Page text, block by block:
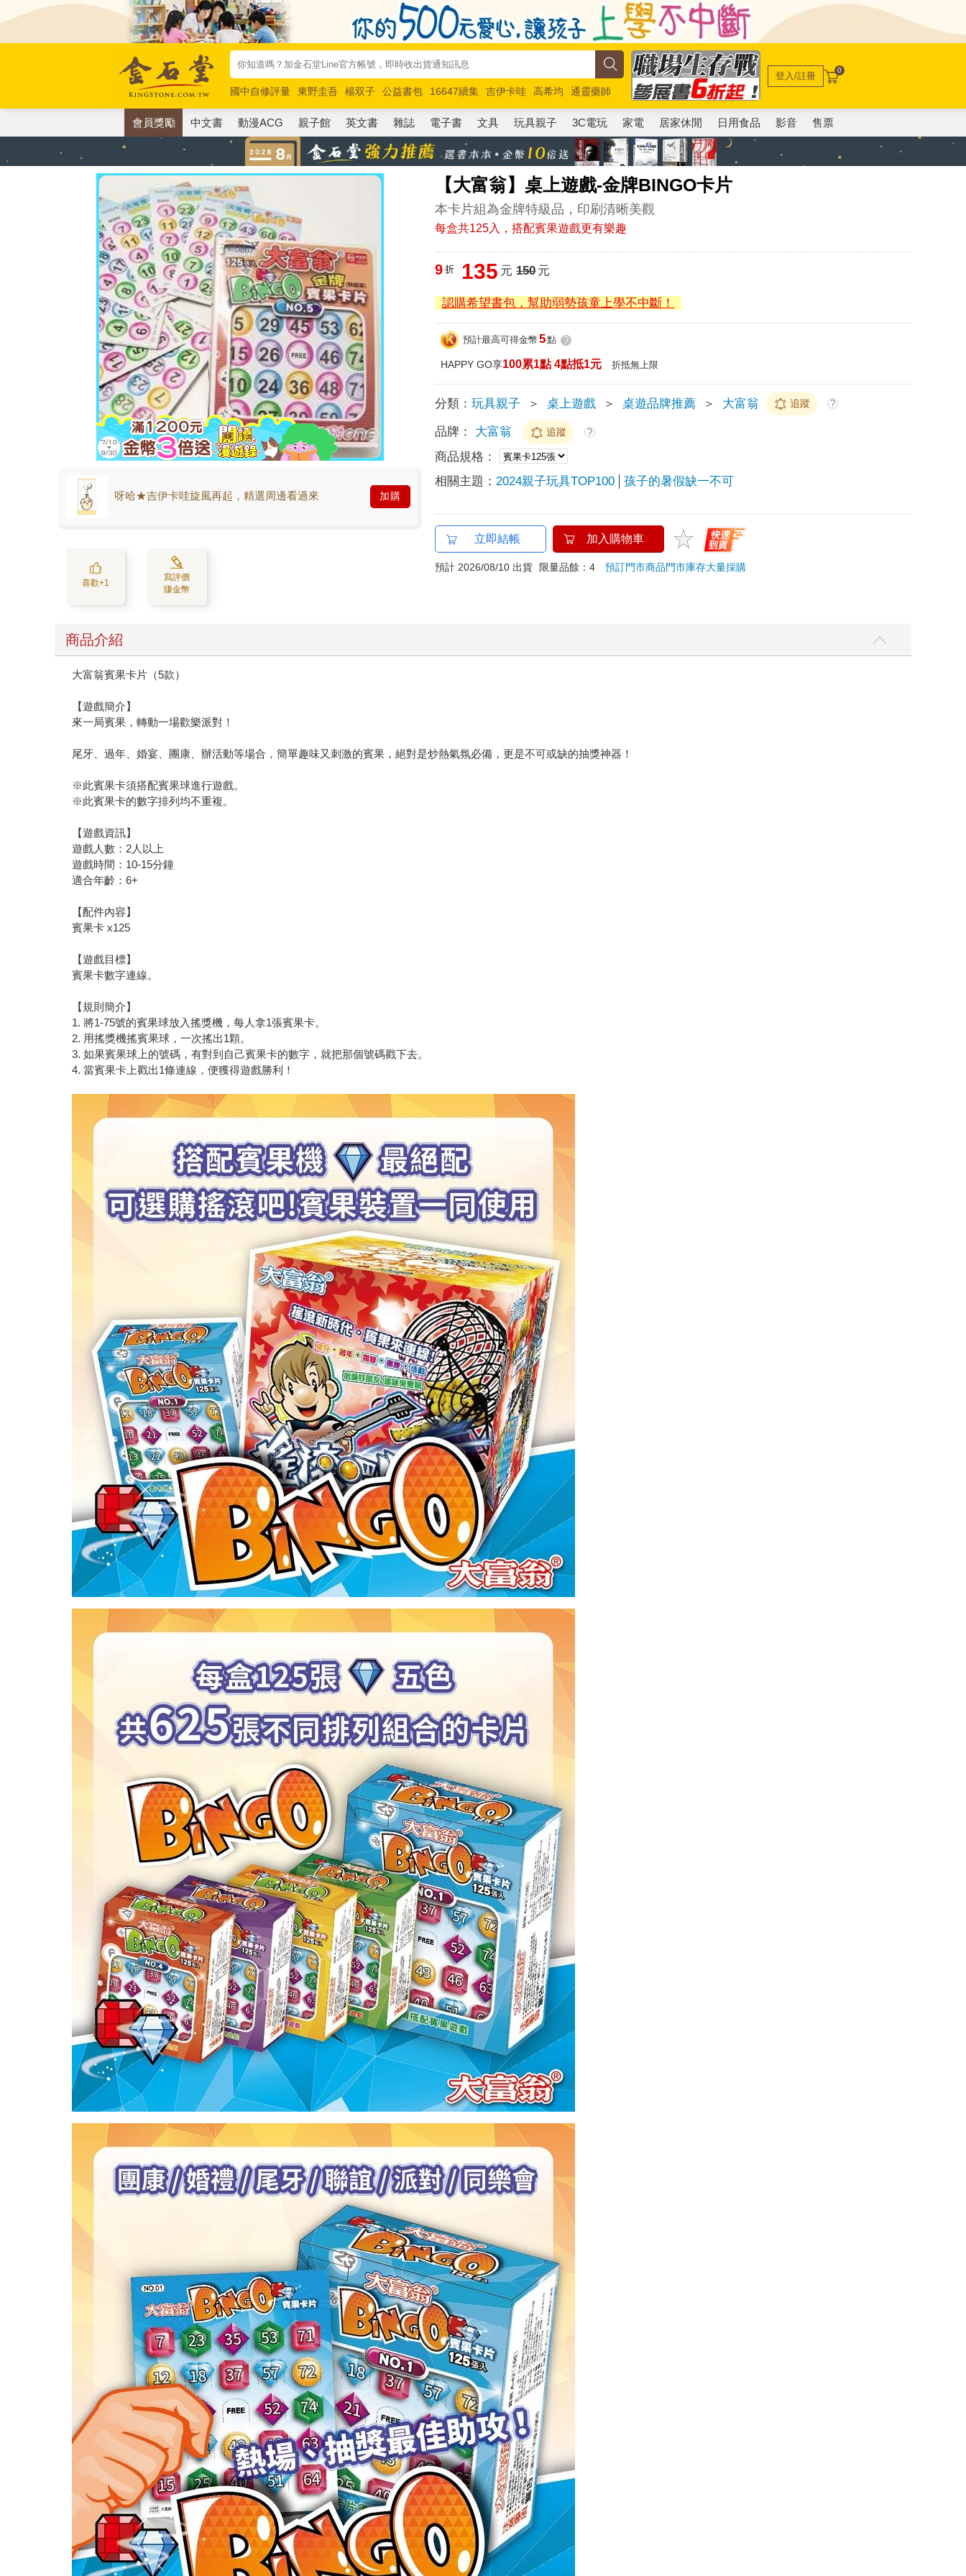
國中自修評量 東野圭吾 楊双子 公益書包 16647續集 吉伊卡哇 高希均
通靈藥師
唯紅花綻放
奧德賽 路邊攤新作 馬斯克 玩具總動員5 超慢跑
登入/註冊 0
會員獎勵 中文書 動漫ACG 親子館 英文書 雜誌 電子書 文具 玩具親子 3C電玩 家電 居家休閒 日用食品 影音 售票
【大富翁】桌上遊戲-金牌BINGO卡片
本卡片組為金牌特級品，印刷清晰美觀
每盒共125入，搭配賓果遊戲更有樂趣
呀哈★吉伊卡哇旋風再起，精選周邊看過來 加購
喜歡+1
寫評價
賺金幣
9 折 135 元 150元
認購希望書包，幫助弱勢孩童上學不中斷！
預計最高可得金幣 5點 ?
HAPPY GO享100累1點 4點抵1元 折抵無上限
分類：玩具親子 ＞ 桌上遊戲 ＞ 桌遊品牌推薦 ＞ 大富翁 追蹤 ?
品牌： 大富翁 追蹤 ?
商品規格：
相關主題： 2024親子玩具TOP100 孩子的暑假缺一不可
立即結帳 加入購物車
預計 2026/08/10 出貨 限量品餘：4預訂門市商品門市庫存大量採購
商品介紹
大富翁賓果卡片（5款）
【遊戲簡介】
來一局賓果，轉動一場歡樂派對！
尾牙、過年、婚宴、團康、辦活動等場合，簡單趣味又刺激的賓果，絕對是炒熱氣氛必備，更是不可或缺的抽獎神器！
※此賓果卡須搭配賓果球進行遊戲。
※此賓果卡的數字排列均不重複。
【遊戲資訊】
遊戲人數：2人以上
遊戲時間：10-15分鐘
適合年齡：6+
【配件內容】
賓果卡 x125
【遊戲目標】
賓果卡數字連線。
【規則簡介】
1. 將1-75號的賓果球放入搖獎機，每人拿1張賓果卡。
2. 用搖獎機搖賓果球，一次搖出1顆。
3. 如果賓果球上的號碼，有對到自己賓果卡的數字，就把那個號碼戳下去。
4. 當賓果卡上戳出1條連線，便獲得遊戲勝利！